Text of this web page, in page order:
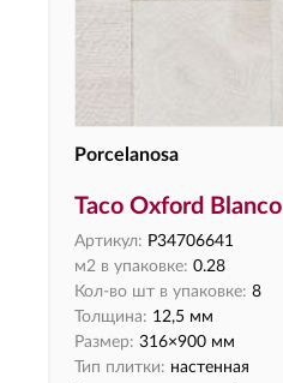
Porcelanosa
Taco Oxford Blanco
Артикул: P34706641
м2 в упаковке: 0.28
Кол-во шт в упаковке: 8
Толщина: 12,5 мм
Размер: 316×900 мм
Тип плитки: настенная